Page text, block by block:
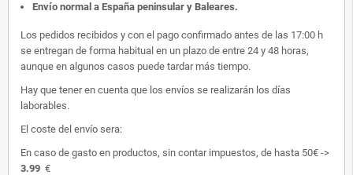
Envío normal a España peninsular y Baleares.
Los pedidos recibidos y con el pago confirmado antes de las 17:00 h
se entregan de forma habitual en un plazo de entre 24 y 48 horas,
aunque en algunos casos puede tardar más tiempo.
Hay que tener en cuenta que los envíos se realizarán los días
laborables.
El coste del envío sera:
En caso de gasto en productos, sin contar impuestos, de hasta 50€ ->
3.99 €